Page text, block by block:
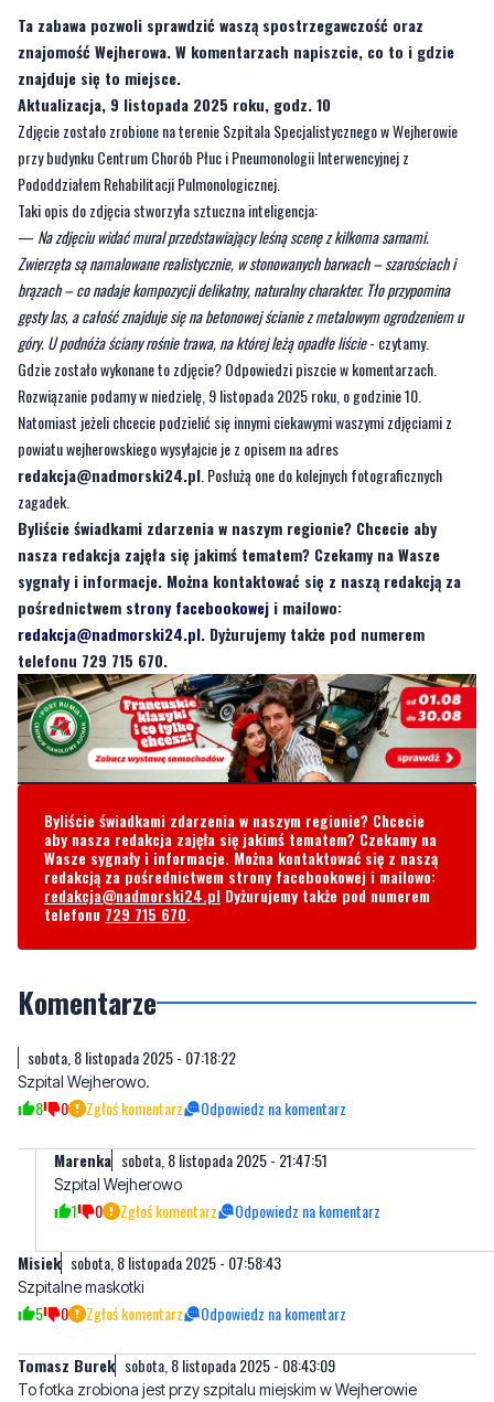
Ta zabawa pozwoli sprawdzić waszą spostrzegawczość oraz
znajomość Wejherowa. W komentarzach napiszcie, co to i gdzie
znajduje się to miejsce.
Aktualizacja, 9 listopada 2025 roku, godz. 10
Zdjęcie zostało zrobione na terenie Szpitala Specjalistycznego w Wejherowie
przy budynku Centrum Chorób Płuc i Pneumonologii Interwencyjnej z
Pododdziałem Rehabilitacji Pulmonologicznej.
Taki opis do zdjęcia stworzyła sztuczna inteligencja:
— Na zdjęciu widać mural przedstawiający leśną scenę z kilkoma sarnami.
Zwierzęta są namalowane realistycznie, w stonowanych barwach – szarościach i
brązach – co nadaje kompozycji delikatny, naturalny charakter. Tło przypomina
gęsty las, a całość znajduje się na betonowej ścianie z metalowym ogrodzeniem u
góry. U podnóża ściany rośnie trawa, na której leżą opadłe liście- czytamy.
Gdzie zostało wykonane to zdjęcie? Odpowiedzi piszcie w komentarzach.
Rozwiązanie podamy w niedzielę, 9 listopada 2025 roku, o godzinie 10.
Natomiast jeżeli chcecie podzielić się innymi ciekawymi waszymi zdjęciami z
powiatu wejherowskiego wysyłajcie je z opisem na adres
redakcja@nadmorski24.pl . Posłużą one do kolejnych fotograficznych
zagadek.
Byliście świadkami zdarzenia w naszym regionie? Chcecie aby
nasza redakcja zajęła się jakimś tematem? Czekamy na Wasze
sygnały i informacje. Można kontaktować się z naszą redakcją za
pośrednictwem strony facebookowej i mailowo:
redakcja@nadmorski24.pl. Dyżurujemy także pod numerem
telefonu 729 715 670.
Byliście świadkami zdarzenia w naszym regionie? Chcecie
aby nasza redakcja zajęła się jakimś tematem? Czekamy na
Wasze sygnały i informacje. Można kontaktować się z naszą
redakcją za pośrednictwem strony facebookowej i mailowo:
redakcja@nadmorski24.pl Dyżurujemy także pod numerem
telefonu 729 715 670.
Komentarze
sobota, 8 listopada 2025 - 07:18:22
Szpital Wejherowo.
8 0 Zgłoś komentarz Odpowiedz na komentarz
Marenka sobota, 8 listopada 2025 - 21:47:51
Szpital Wejherowo
1 0 Zgłoś komentarz Odpowiedz na komentarz
Misiek sobota, 8 listopada 2025 - 07:58:43
Szpitalne maskotki
5 0 Zgłoś komentarz Odpowiedz na komentarz
Tomasz Burek sobota, 8 listopada 2025 - 08:43:09
To fotka zrobiona jest przy szpitalu miejskim w Wejherowie